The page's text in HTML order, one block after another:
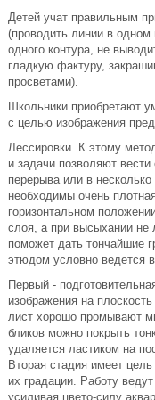
Детей учат правильным
(проводить линии в одном
одного контура, не
гладкую фактуру,
просветами).
Школьники приобретают
с целью изображения
Лессировки. К этому
и задачи позволяют
перерыва или в
необходимы очень
горизонтальном
слоя, а при высыхании не
поможет дать тончайшие
этюдом условно ведется
Первый -
изображения на
лист хорошо промывают
бликов можно покрыть
удаляется ластиком на
Вторая стадия имеет
их градации. Работу
усиливая цвето-силу